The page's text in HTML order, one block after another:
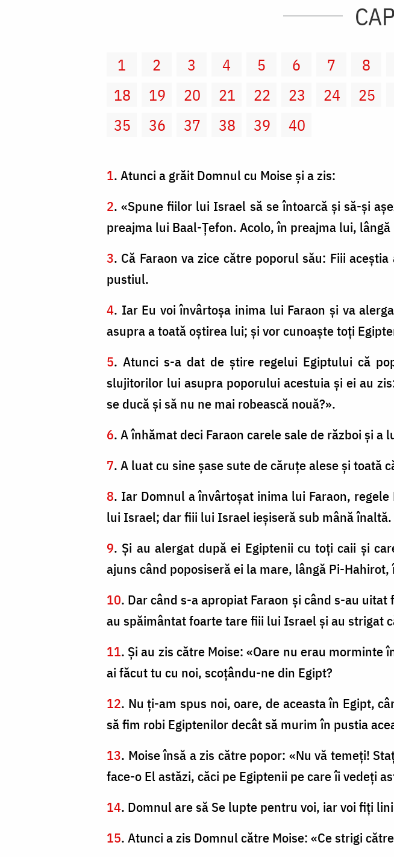
1 2 3 4 5 6 7 8
18
19 20 21 22 23 24 25
35
36 37 38 39 40
1. Atunci a grăit Domnul cu Moise şi a zis:
2. «Spune fiilor lui Israel să se întoarcă şi să-şi
preajma lui Baal-Ţefon. Acolo, în preajma lui,
3. Că Faraon va zice către poporul său: Fiii
pustiul.
4. Iar Eu voi învârtoşa inima lui Faraon şi va
asupra a toată oştirea lui; şi vor cunoaşte toţi
5. Atunci s-a dat de ştire regelui Egiptului că
slujitorilor lui asupra poporului acestuia şi ei au
se ducă şi să nu ne mai robească nouă?».
6. A înhămat deci Faraon carele sale de război şi a
7. A luat cu sine şase sute de căruţe alese şi toată
8. Iar Domnul a învârtoşat inima lui Faraon,
lui Israel; dar fiii lui Israel ieşiseră sub mână înaltă.
9. Şi au alergat după ei Egiptenii cu toți caii şi
ajuns când poposiseră ei la mare, lângă Pi-
10. Dar când s-a apropiat Faraon şi când s-au
au spăimântat foarte tare fiii lui Israel şi au strigat
11. Şi au zis către Moise: «Oare nu erau
ai făcut tu cu noi, scoţându-ne din Egipt?
12. Nu ţi-am spus noi, oare, de aceasta în Egipt,
să fim robi Egiptenilor decât să murim în pustia
13. Moise însă a zis către popor: «Nu vă temeţi!
face-o El astăzi, căci pe Egiptenii pe care îi vedeţi
14. Domnul are să Se lupte pentru voi, iar voi fiţi
15. Atunci a zis Domnul către Moise: «Ce strigi